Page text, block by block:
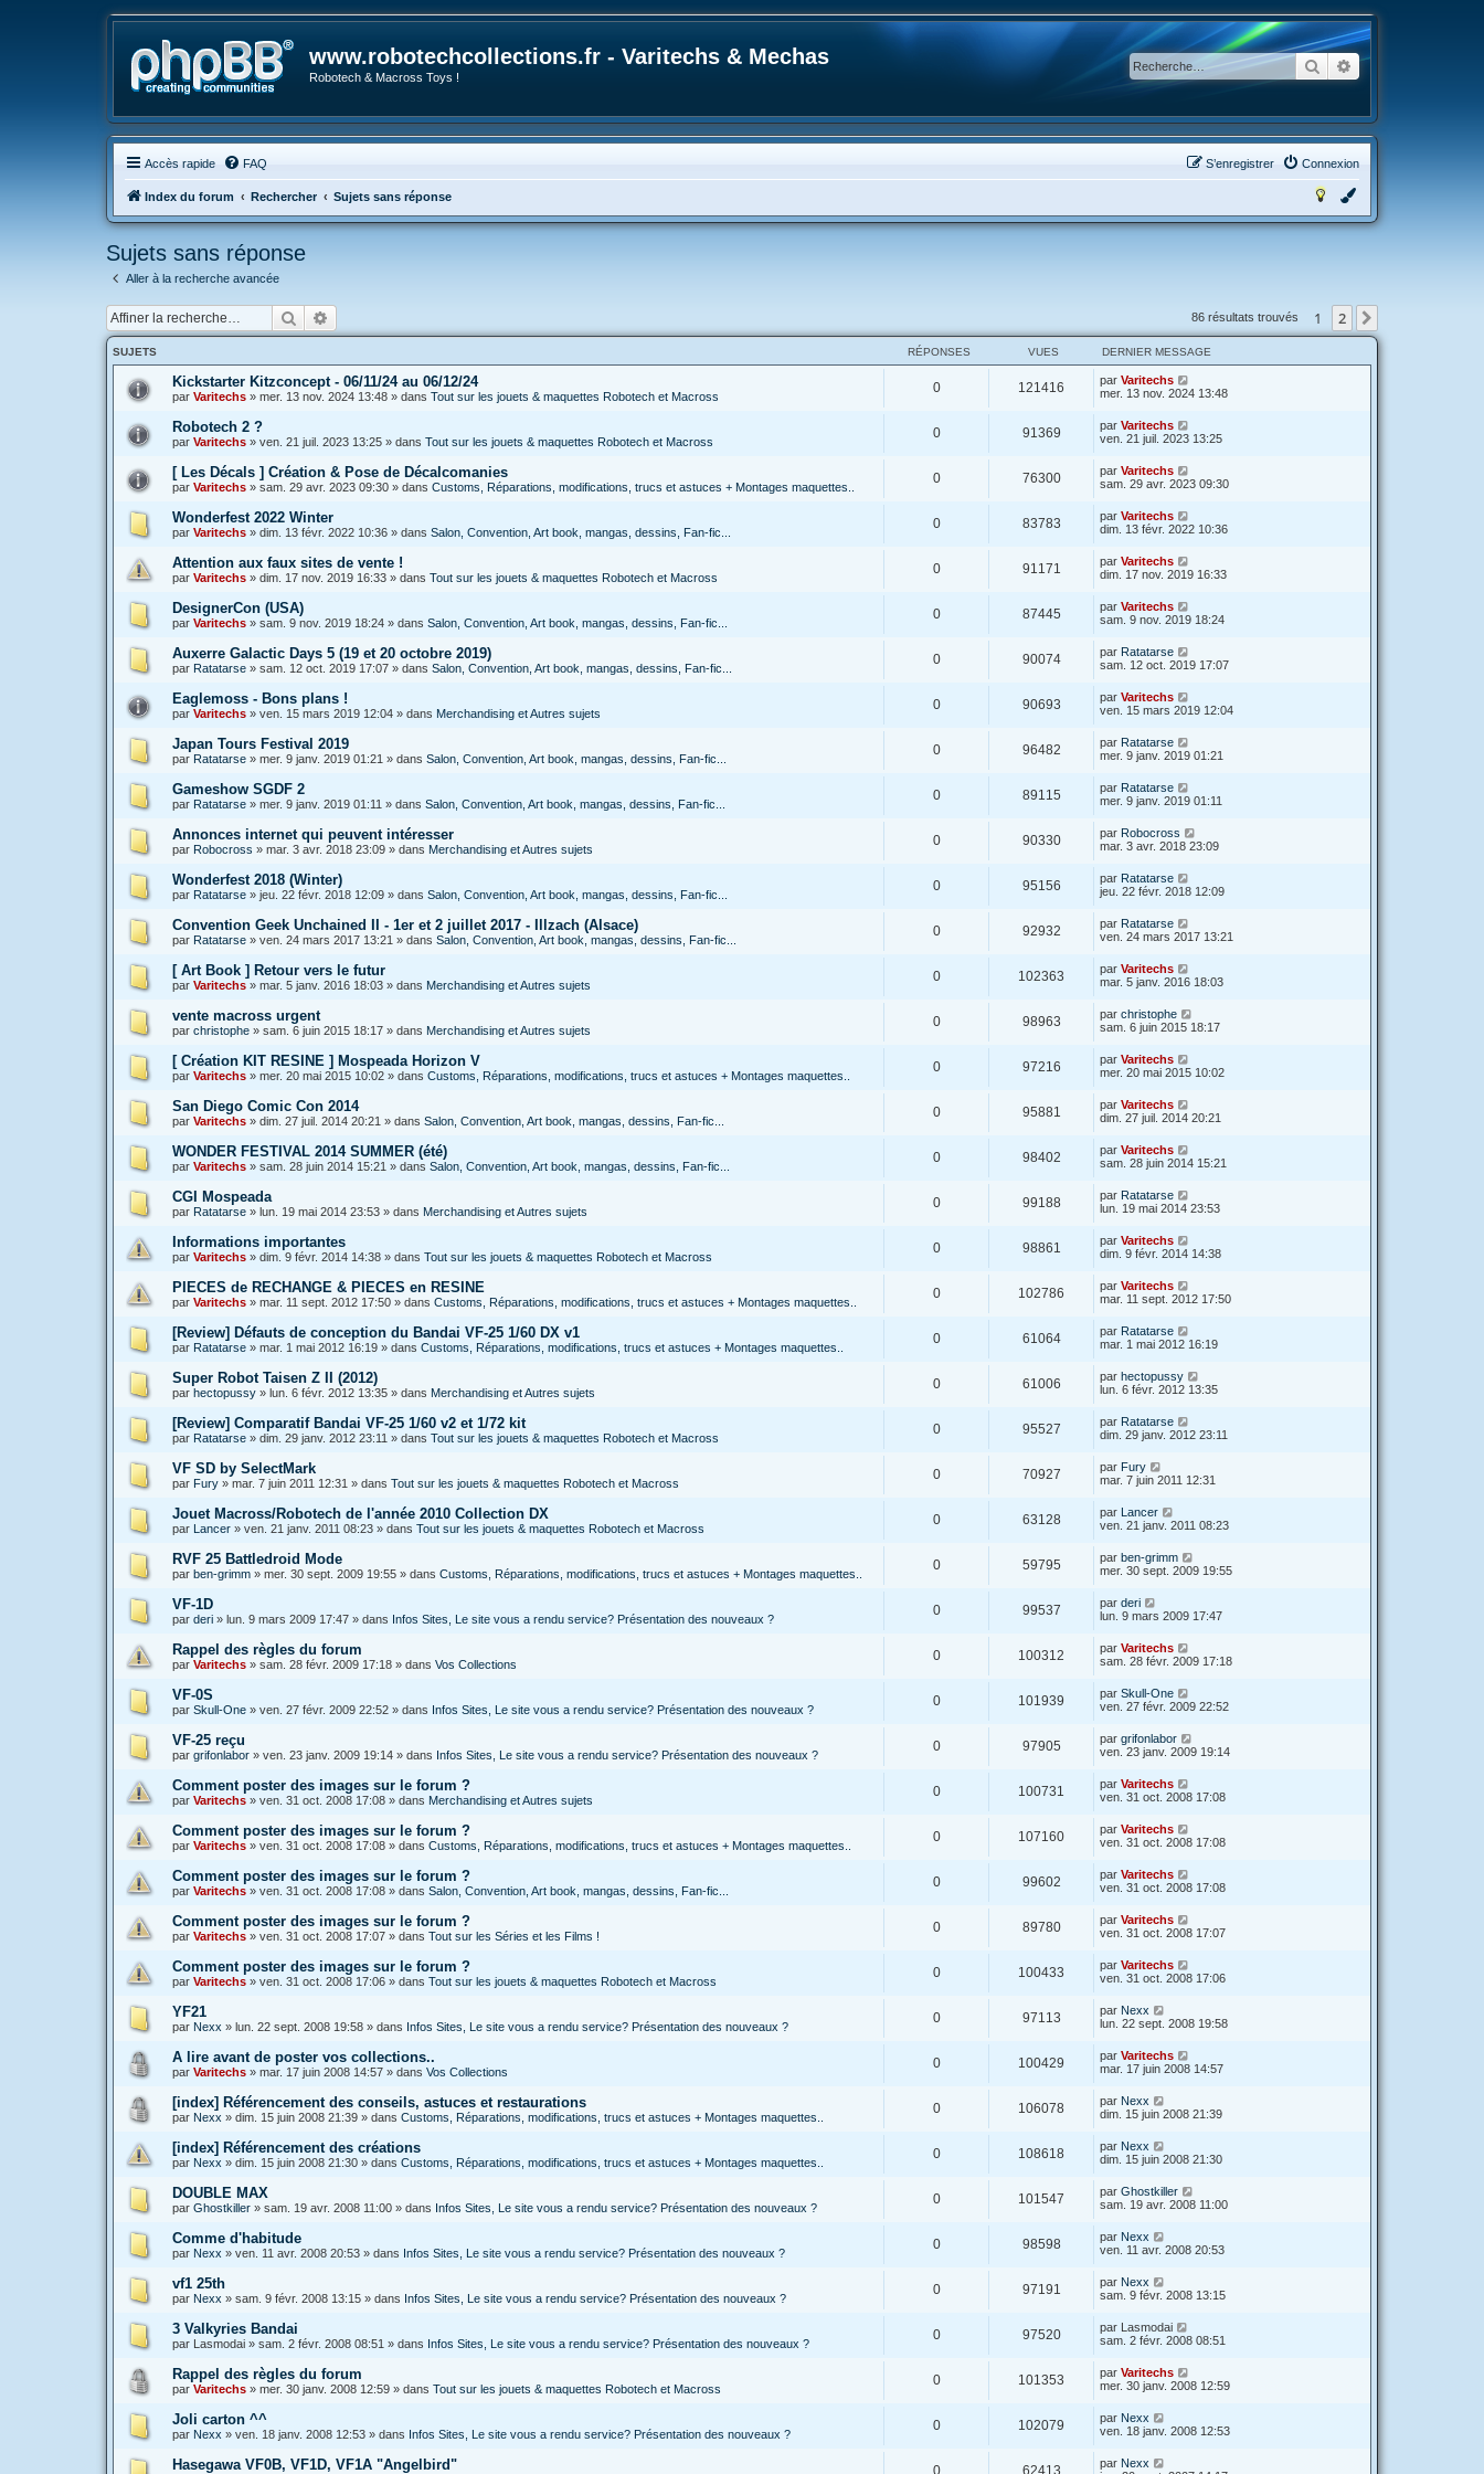
www.robotechcollections.fr - Varitechs & Mechas
Robotech & Macross Toys !
RechercherRecherche avancée
Accès rapide FAQ Connexion
S’enregistrer
Index du forum Rechercher Sujets sans réponse
Sujets sans réponse
Aller à la recherche avancée
Rechercher 86 résultats trouvés 1 2
SUJETS RÉPONSES VUES DERNIER MESSAGE
Kickstarter Kitzconcept - 06/11/24 au 06/12/24
par Varitechs » mer. 13 nov. 2024 13:48 » dans Tout sur les jouets & maquettes Robotech et Macross
0 121416 par Varitechs
mer. 13 nov. 2024 13:48
Robotech 2 ?
par Varitechs » ven. 21 juil. 2023 13:25 » dans Tout sur les jouets & maquettes Robotech et Macross
0 91369 par Varitechs
ven. 21 juil. 2023 13:25
[ Les Décals ] Création & Pose de Décalcomanies
par Varitechs » sam. 29 avr. 2023 09:30 » dans Customs, Réparations, modifications, trucs et astuces + Montages maquettes..
0 76300 par Varitechs
sam. 29 avr. 2023 09:30
Wonderfest 2022 Winter
par Varitechs » dim. 13 févr. 2022 10:36 » dans Salon, Convention, Art book, mangas, dessins, Fan-fic...
0 83783 par Varitechs
dim. 13 févr. 2022 10:36
Attention aux faux sites de vente !
par Varitechs » dim. 17 nov. 2019 16:33 » dans Tout sur les jouets & maquettes Robotech et Macross
0 91171 par Varitechs
dim. 17 nov. 2019 16:33
DesignerCon (USA)
par Varitechs » sam. 9 nov. 2019 18:24 » dans Salon, Convention, Art book, mangas, dessins, Fan-fic...
0 87445 par Varitechs
sam. 9 nov. 2019 18:24
Auxerre Galactic Days 5 (19 et 20 octobre 2019)
par Ratatarse » sam. 12 oct. 2019 17:07 » dans Salon, Convention, Art book, mangas, dessins, Fan-fic...
0 90074 par Ratatarse
sam. 12 oct. 2019 17:07
Eaglemoss - Bons plans !
par Varitechs » ven. 15 mars 2019 12:04 » dans Merchandising et Autres sujets
0 90693 par Varitechs
ven. 15 mars 2019 12:04
Japan Tours Festival 2019
par Ratatarse » mer. 9 janv. 2019 01:21 » dans Salon, Convention, Art book, mangas, dessins, Fan-fic...
0 96482 par Ratatarse
mer. 9 janv. 2019 01:21
Gameshow SGDF 2
par Ratatarse » mer. 9 janv. 2019 01:11 » dans Salon, Convention, Art book, mangas, dessins, Fan-fic...
0 89115 par Ratatarse
mer. 9 janv. 2019 01:11
Annonces internet qui peuvent intéresser
par Robocross » mar. 3 avr. 2018 23:09 » dans Merchandising et Autres sujets
0 90330 par Robocross
mar. 3 avr. 2018 23:09
Wonderfest 2018 (Winter)
par Ratatarse » jeu. 22 févr. 2018 12:09 » dans Salon, Convention, Art book, mangas, dessins, Fan-fic...
0 95156 par Ratatarse
jeu. 22 févr. 2018 12:09
Convention Geek Unchained II - 1er et 2 juillet 2017 - Illzach (Alsace)
par Ratatarse » ven. 24 mars 2017 13:21 » dans Salon, Convention, Art book, mangas, dessins, Fan-fic...
0 92932 par Ratatarse
ven. 24 mars 2017 13:21
[ Art Book ] Retour vers le futur
par Varitechs » mar. 5 janv. 2016 18:03 » dans Merchandising et Autres sujets
0 102363 par Varitechs
mar. 5 janv. 2016 18:03
vente macross urgent
par christophe » sam. 6 juin 2015 18:17 » dans Merchandising et Autres sujets
0 98963 par christophe
sam. 6 juin 2015 18:17
[ Création KIT RESINE ] Mospeada Horizon V
par Varitechs » mer. 20 mai 2015 10:02 » dans Customs, Réparations, modifications, trucs et astuces + Montages maquettes..
0 97216 par Varitechs
mer. 20 mai 2015 10:02
San Diego Comic Con 2014
par Varitechs » dim. 27 juil. 2014 20:21 » dans Salon, Convention, Art book, mangas, dessins, Fan-fic...
0 95881 par Varitechs
dim. 27 juil. 2014 20:21
WONDER FESTIVAL 2014 SUMMER (été)
par Varitechs » sam. 28 juin 2014 15:21 » dans Salon, Convention, Art book, mangas, dessins, Fan-fic...
0 98402 par Varitechs
sam. 28 juin 2014 15:21
CGI Mospeada
par Ratatarse » lun. 19 mai 2014 23:53 » dans Merchandising et Autres sujets
0 99188 par Ratatarse
lun. 19 mai 2014 23:53
Informations importantes
par Varitechs » dim. 9 févr. 2014 14:38 » dans Tout sur les jouets & maquettes Robotech et Macross
0 98861 par Varitechs
dim. 9 févr. 2014 14:38
PIECES de RECHANGE & PIECES en RESINE
par Varitechs » mar. 11 sept. 2012 17:50 » dans Customs, Réparations, modifications, trucs et astuces + Montages maquettes..
0 102786 par Varitechs
mar. 11 sept. 2012 17:50
[Review] Défauts de conception du Bandai VF-25 1/60 DX v1
par Ratatarse » mar. 1 mai 2012 16:19 » dans Customs, Réparations, modifications, trucs et astuces + Montages maquettes..
0 61064 par Ratatarse
mar. 1 mai 2012 16:19
Super Robot Taisen Z II (2012)
par hectopussy » lun. 6 févr. 2012 13:35 » dans Merchandising et Autres sujets
0 61006 par hectopussy
lun. 6 févr. 2012 13:35
[Review] Comparatif Bandai VF-25 1/60 v2 et 1/72 kit
par Ratatarse » dim. 29 janv. 2012 23:11 » dans Tout sur les jouets & maquettes Robotech et Macross
0 95527 par Ratatarse
dim. 29 janv. 2012 23:11
VF SD by SelectMark
par Fury » mar. 7 juin 2011 12:31 » dans Tout sur les jouets & maquettes Robotech et Macross
0 70927 par Fury
mar. 7 juin 2011 12:31
Jouet Macross/Robotech de l'année 2010 Collection DX
par Lancer » ven. 21 janv. 2011 08:23 » dans Tout sur les jouets & maquettes Robotech et Macross
0 63128 par Lancer
ven. 21 janv. 2011 08:23
RVF 25 Battledroid Mode
par ben-grimm » mer. 30 sept. 2009 19:55 » dans Customs, Réparations, modifications, trucs et astuces + Montages maquettes..
0 59795 par ben-grimm
mer. 30 sept. 2009 19:55
VF-1D
par deri » lun. 9 mars 2009 17:47 » dans Infos Sites, Le site vous a rendu service? Présentation des nouveaux ?
0 99537 par deri
lun. 9 mars 2009 17:47
Rappel des règles du forum
par Varitechs » sam. 28 févr. 2009 17:18 » dans Vos Collections
0 100312 par Varitechs
sam. 28 févr. 2009 17:18
VF-0S
par Skull-One » ven. 27 févr. 2009 22:52 » dans Infos Sites, Le site vous a rendu service? Présentation des nouveaux ?
0 101939 par Skull-One
ven. 27 févr. 2009 22:52
VF-25 reçu
par grifonlabor » ven. 23 janv. 2009 19:14 » dans Infos Sites, Le site vous a rendu service? Présentation des nouveaux ?
0 97905 par grifonlabor
ven. 23 janv. 2009 19:14
Comment poster des images sur le forum ?
par Varitechs » ven. 31 oct. 2008 17:08 » dans Merchandising et Autres sujets
0 100731 par Varitechs
ven. 31 oct. 2008 17:08
Comment poster des images sur le forum ?
par Varitechs » ven. 31 oct. 2008 17:08 » dans Customs, Réparations, modifications, trucs et astuces + Montages maquettes..
0 107160 par Varitechs
ven. 31 oct. 2008 17:08
Comment poster des images sur le forum ?
par Varitechs » ven. 31 oct. 2008 17:08 » dans Salon, Convention, Art book, mangas, dessins, Fan-fic...
0 99602 par Varitechs
ven. 31 oct. 2008 17:08
Comment poster des images sur le forum ?
par Varitechs » ven. 31 oct. 2008 17:07 » dans Tout sur les Séries et les Films !
0 89780 par Varitechs
ven. 31 oct. 2008 17:07
Comment poster des images sur le forum ?
par Varitechs » ven. 31 oct. 2008 17:06 » dans Tout sur les jouets & maquettes Robotech et Macross
0 100433 par Varitechs
ven. 31 oct. 2008 17:06
YF21
par Nexx » lun. 22 sept. 2008 19:58 » dans Infos Sites, Le site vous a rendu service? Présentation des nouveaux ?
0 97113 par Nexx
lun. 22 sept. 2008 19:58
A lire avant de poster vos collections..
par Varitechs » mar. 17 juin 2008 14:57 » dans Vos Collections
0 100429 par Varitechs
mar. 17 juin 2008 14:57
[index] Référencement des conseils, astuces et restaurations
par Nexx » dim. 15 juin 2008 21:39 » dans Customs, Réparations, modifications, trucs et astuces + Montages maquettes..
0 106078 par Nexx
dim. 15 juin 2008 21:39
[index] Référencement des créations
par Nexx » dim. 15 juin 2008 21:30 » dans Customs, Réparations, modifications, trucs et astuces + Montages maquettes..
0 108618 par Nexx
dim. 15 juin 2008 21:30
DOUBLE MAX
par Ghostkiller » sam. 19 avr. 2008 11:00 » dans Infos Sites, Le site vous a rendu service? Présentation des nouveaux ?
0 101547 par Ghostkiller
sam. 19 avr. 2008 11:00
Comme d'habitude
par Nexx » ven. 11 avr. 2008 20:53 » dans Infos Sites, Le site vous a rendu service? Présentation des nouveaux ?
0 98598 par Nexx
ven. 11 avr. 2008 20:53
vf1 25th
par Nexx » sam. 9 févr. 2008 13:15 » dans Infos Sites, Le site vous a rendu service? Présentation des nouveaux ?
0 97191 par Nexx
sam. 9 févr. 2008 13:15
3 Valkyries Bandai
par Lasmodai » sam. 2 févr. 2008 08:51 » dans Infos Sites, Le site vous a rendu service? Présentation des nouveaux ?
0 97520 par Lasmodai
sam. 2 févr. 2008 08:51
Rappel des règles du forum
par Varitechs » mer. 30 janv. 2008 12:59 » dans Tout sur les jouets & maquettes Robotech et Macross
0 101353 par Varitechs
mer. 30 janv. 2008 12:59
Joli carton ^^
par Nexx » ven. 18 janv. 2008 12:53 » dans Infos Sites, Le site vous a rendu service? Présentation des nouveaux ?
0 102079 par Nexx
ven. 18 janv. 2008 12:53
Hasegawa VF0B, VF1D, VF1A "Angelbird" 0 62413 par Nexx